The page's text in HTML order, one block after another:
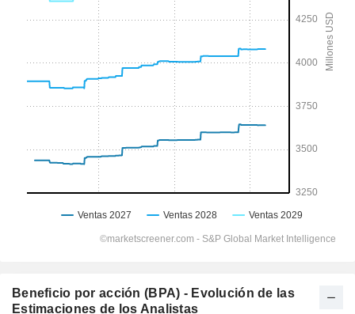
Beneficio por acción (BPA) - Evolución de las
Estimaciones de los Analistas